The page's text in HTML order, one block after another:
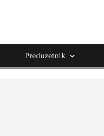
Preduzetnik